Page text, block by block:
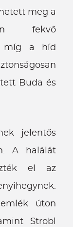
meg a
fekvő
míg a híd
Buda és
jelentős
A halálát
el az
úton
Strobl